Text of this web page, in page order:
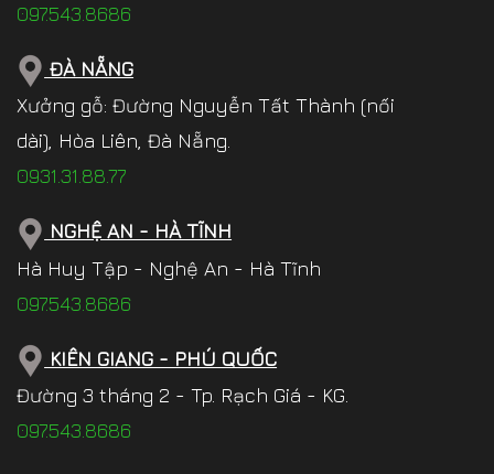
097.543.8686
ĐÀ NẴNG
Xưởng gỗ: Đường Nguyễn Tất Thành (nối
dài), Hòa Liên, Đà Nẵng.
0931.31.88.77
NGHỆ AN - HÀ TĨNH
Hà Huy Tập - Nghệ An - Hà Tĩnh
097.543.8686
KIÊN GIANG - PHÚ QUỐC
Đường 3 tháng 2 - Tp. Rạch Giá - KG.
097.543.8686